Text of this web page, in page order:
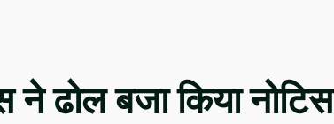
ढोल बजा किया नोटिस